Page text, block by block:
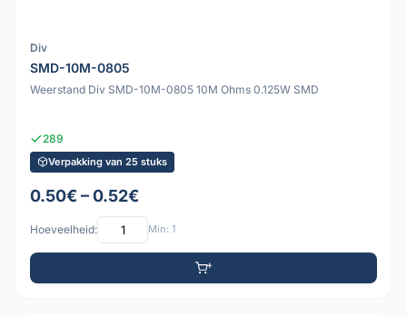
Div
SMD-10M-0805
Weerstand Div SMD-10M-0805 10M Ohms 0.125W SMD
289
Verpakking van 25 stuks
0.50€ – 0.52€
Hoeveelheid: Min: 1